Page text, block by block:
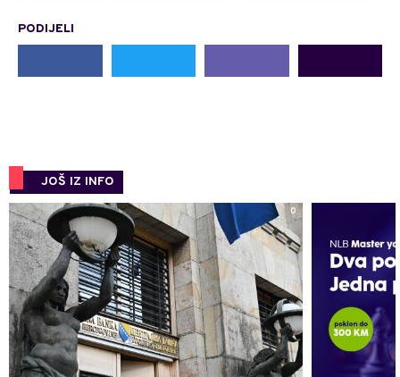
PODIJELI
JOŠ IZ INFO
0